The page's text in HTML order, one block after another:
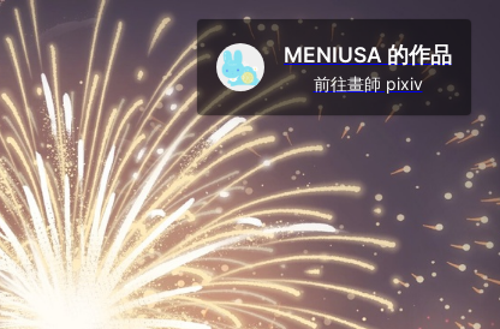
MENIUSA 的作品
前往畫師 pixiv